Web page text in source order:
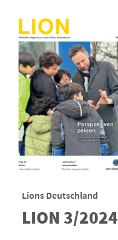
Lions Deutschland
LION 3/2024